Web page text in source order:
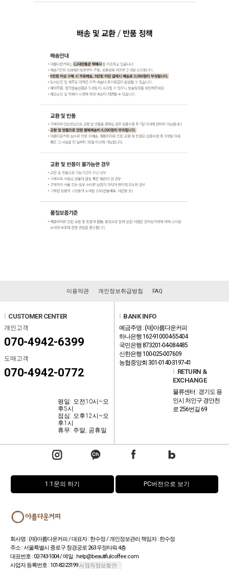
이용약관 개인정보취급방침 FAQ
CUSTOMER CENTER
개인고객
070-4942-6399
도매고객
070-4942-0772
평일: 오전10시~오
후5시
점심: 오후12시~오
후1시
휴무: 주말, 공휴일
BANK INFO
예금주명 : (재)아름다운커피
하나은행 162-910004-55404
국민은행 873201-04-084485
신한은행 100-025-007609
농협중앙회 301-0140-3197-41
RETURN &
EXCHANGE
물류센터 : 경기도 용
인시 처인구 경안천
로 256번길 69
1:1문의 하기 PC버전으로 보기
회사명 : (재)아름다운커피 / 대표자 : 한수정 / 개인정보관리 책임자 : 한수정
주소 : 서울특별시 종로구 창경궁로 263 우정타워 4층
대표번호 : 02-743-1004 / 메일 : help@beautifulcoffee.com
사업자 등록번호 : 101-82-23199